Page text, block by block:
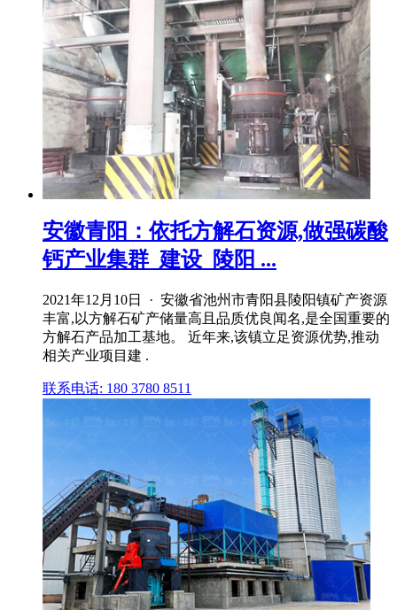
安徽青阳：依托方解石资源,做强碳酸
钙产业集群_建设_陵阳 ...
2021年12月10日 · 安徽省池州市青阳县陵阳镇矿产资源
丰富,以方解石矿产储量高且品质优良闻名,是全国重要的
方解石产品加工基地。 近年来,该镇立足资源优势,推动
相关产业项目建 .
联系电话: 180 3780 8511